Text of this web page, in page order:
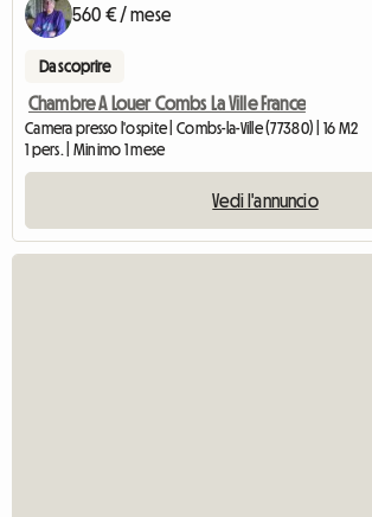
560 € / mese
Da scoprire
Chambre A Louer Combs La Ville France
Camera presso l'ospite | Combs-la-Ville (77380) | 16 M2
1 pers. | Minimo 1 mese
Vedi l'annuncio